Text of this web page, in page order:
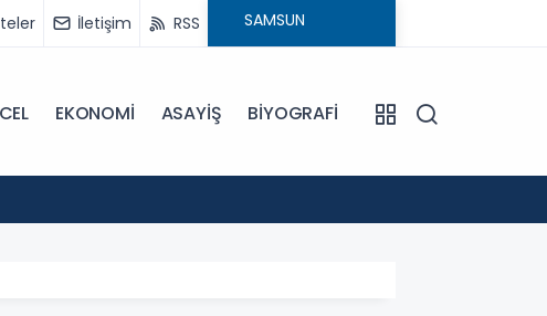
İletişim RSS
EKONOMİ ASAYİŞ BİYOGRAFİ